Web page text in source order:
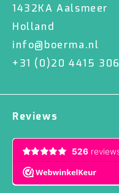
1432KA Aalsmeer
Holland
info@boerma.nl
+31 (0)20 4415 306
Reviews